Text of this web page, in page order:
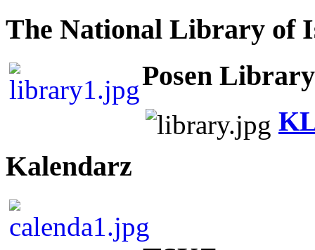
The National Library of
Posen Library
Kalendarz